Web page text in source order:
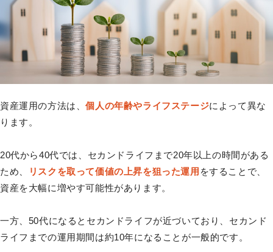
資産運用の方法は、個人の年齢やライフステージによって異な
ります。
20代から40代では、セカンドライフまで20年以上の時間がある
ため、
リスクを取って価値の上昇を狙った運用 をすることで、
資産を大幅に増やす可能性があります。
一方、50代になるとセカンドライフが近づいており、セカンド
ライフまでの運用期間は約10年になることが一般的です。